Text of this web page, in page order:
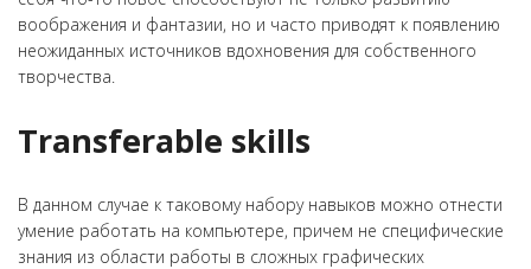
воображения и фантазии, но и часто приводят к появлению
неожиданных источников вдохновения для собственного
творчества.
Transferable skills
В данном случае к таковому набору навыков можно отнести
умение работать на компьютере, причем не специфические
знания из области работы в сложных графических